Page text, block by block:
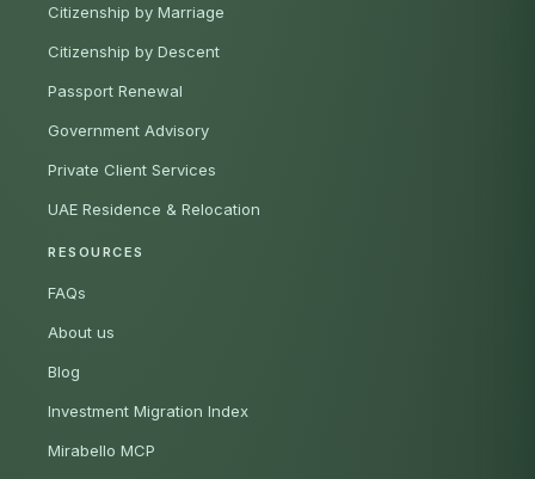
Citizenship by Marriage
Citizenship by Descent
Passport Renewal
Government Advisory
Private Client Services
UAE Residence & Relocation
RESOURCES
FAQs
About us
Blog
Investment Migration Index
Mirabello MCP